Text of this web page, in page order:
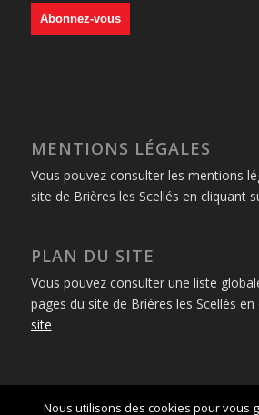
MENTIONS LÉGALES
Vous pouvez consulter les mentions
site de Brières les Scellés en cliquant
PLAN DU SITE
Vous pouvez consulter une liste
pages du site de Brières les Scellés en
site
Nous utilisons des cookies pour vous